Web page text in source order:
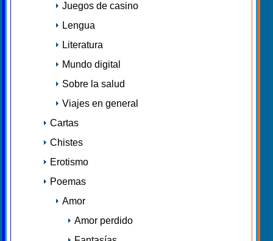
Juegos de casino
Lengua
Literatura
Mundo digital
Sobre la salud
Viajes en general
Cartas
Chistes
Erotismo
Poemas
Amor
Amor perdido